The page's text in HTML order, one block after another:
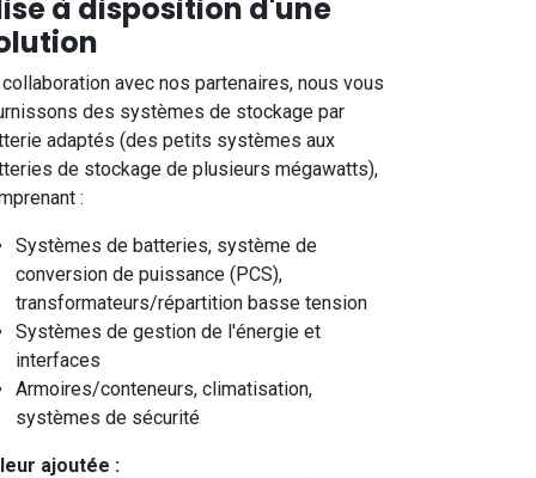
à disposition d'une
collaboration avec nos partenaires, nous vous
des systèmes de stockage par
adaptés (des petits systèmes aux
de stockage de plusieurs mégawatts),
:
Systèmes de batteries, système de
conversion de puissance (PCS),
transformateurs/répartition basse tension
Systèmes de gestion de l'énergie et
interfaces
Armoires/conteneurs, climatisation,
systèmes de sécurité
ajoutée :